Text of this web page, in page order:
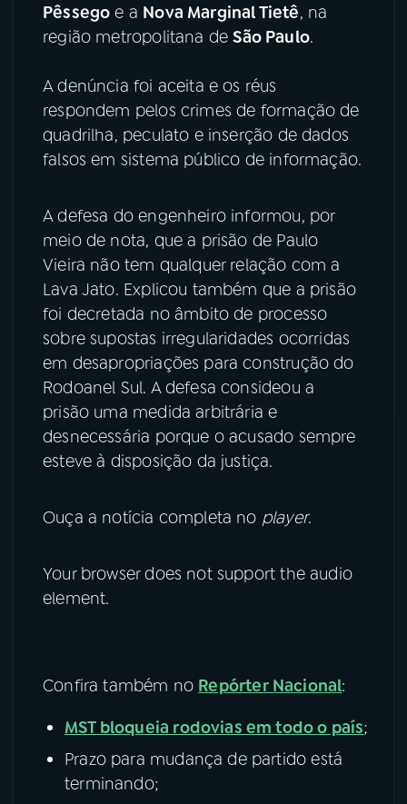
Pêssego e a Nova Marginal Tietê, na
região metropolitana deSão Paulo.
A denúncia foi aceita e os réus
respondem pelos crimes de formação de
quadrilha, peculato e inserção de dados
falsos em sistema público de informação.
A defesa do engenheiro informou, por
meio de nota, que a prisão de Paulo
Vieira não tem qualquer relação com a
Lava Jato. Explicou também que a prisão
foi decretada no âmbito de processo
sobre supostas irregularidades ocorridas
em desapropriações para construção do
Rodoanel Sul. A defesa consideou a
prisão uma medida arbitrária e
desnecessária porque o acusado sempre
esteve à disposição da justiça.
Ouça a notícia completa no player.
Your browser does not support the audio
element.
Confira também no Repórter Nacional:
MST bloqueia rodovias em todo o país;
Prazo para mudança de partido está
terminando;